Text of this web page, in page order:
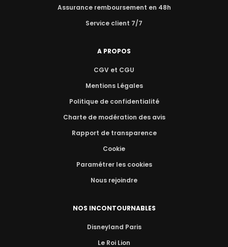
Assurance remboursement en 48h
Service client 7/7
A PROPOS
CGV et CGU
Mentions Légales
Politique de confidentialité
Charte de modération des avis
Rapport de transparence
Cookie
Paramétrer les cookies
Nous rejoindre
NOS INCONTOURNABLES
Disneyland Paris
Le Roi Lion